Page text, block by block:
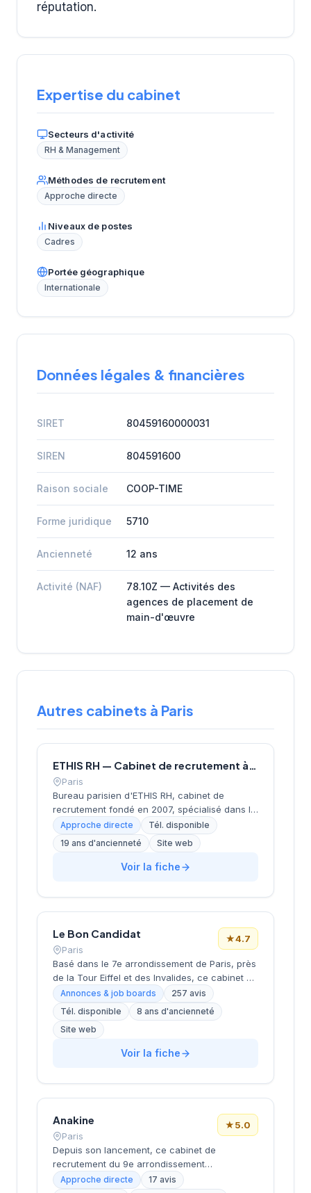
réputation.
Expertise du cabinet
Secteurs d'activité
RH & Management
Méthodes de recrutement
Approche directe
Niveaux de postes
Cadres
Portée géographique
Internationale
Données légales & financières
SIRET 80459160000031
SIREN 804591600
Raison sociale COOP-TIME
Forme juridique 5710
Ancienneté 12 ans
Activité (NAF)
78.10Z — Activités des
agences de placement de
main-d'œuvre
Autres cabinets à Paris
ETHIS RH — Cabinet de recrutement à Paris
Paris
Bureau parisien d'ETHIS RH, cabinet de
recrutement fondé en 2007, spécialisé dans le
conseil en ressources humaines, le
recrutement de cadres et dirigeants, le
coaching et l'outplacement. Situé au 16 rue de
Monceau dans le 8e arrondissement de Paris,
Approche directe
Tél. disponible
19 ans d'ancienneté
Site web
Voir la fiche
Le Bon Candidat
Paris
★4.7
Basé dans le 7e arrondissement de Paris, près
de la Tour Eiffel et des Invalides, ce cabinet de
recrutement bénéficie d'une localisation
prestigieuse au cœur de la capitale. Installé
rue de Bellechasse, il accompagne les
entreprises dans leurs recrutements avec une
approche personnalisée. La structure affiche
une excellente réputation auprès de sa
prestations de conseil en recrutement.
Annonces & job boards
257 avis
Tél. disponible
8 ans d'ancienneté
Site web
Voir la fiche
Anakine
Paris
★5.0
Depuis son lancement, ce cabinet de
recrutement du 9e arrondissement
accompagne les entreprises dans leurs
Approche directe 17 avis